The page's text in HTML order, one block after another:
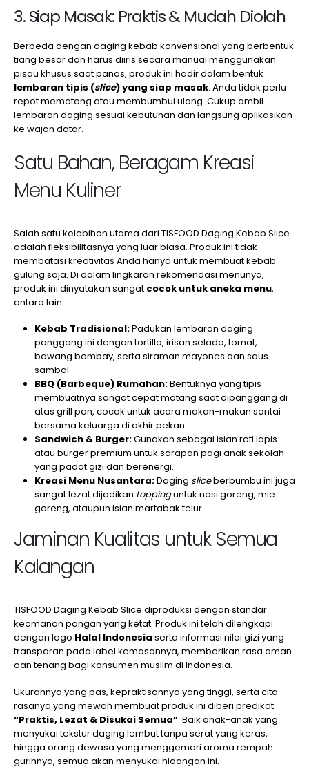
3. Siap Masak: Praktis & Mudah Diolah
Berbeda dengan daging kebab konvensional yang berbentuk
tiang besar dan harus diiris secara manual menggunakan
pisau khusus saat panas, produk ini hadir dalam bentuk
lembaran tipis (slice) yang siap masak. Anda tidak perlu
repot memotong atau membumbui ulang. Cukup ambil
lembaran daging sesuai kebutuhan dan langsung aplikasikan
ke wajan datar.
Satu Bahan, Beragam Kreasi
Menu Kuliner
Salah satu kelebihan utama dari TISFOOD Daging Kebab Slice
adalah fleksibilitasnya yang luar biasa. Produk ini tidak
membatasi kreativitas Anda hanya untuk membuat kebab
gulung saja. Di dalam lingkaran rekomendasi menunya,
produk ini dinyatakan sangat cocok untuk aneka menu,
antara lain:
Kebab Tradisional:Padukan lembaran daging
panggang ini dengan tortilla, irisan selada, tomat,
bawang bombay, serta siraman mayones dan saus
sambal.
BBQ (Barbeque) Rumahan:Bentuknya yang tipis
membuatnya sangat cepat matang saat dipanggang di
atas grill pan, cocok untuk acara makan-makan santai
bersama keluarga di akhir pekan.
Sandwich & Burger:Gunakan sebagai isian roti lapis
atau burger premium untuk sarapan pagi anak sekolah
yang padat gizi dan berenergi.
Kreasi Menu Nusantara:Daging sliceberbumbu ini juga
sangat lezat dijadikan toppinguntuk nasi goreng, mie
goreng, ataupun isian martabak telur.
Jaminan Kualitas untuk Semua
Kalangan
TISFOOD Daging Kebab Slice diproduksi dengan standar
keamanan pangan yang ketat. Produk ini telah dilengkapi
dengan logo Halal Indonesia serta informasi nilai gizi yang
transparan pada label kemasannya, memberikan rasa aman
dan tenang bagi konsumen muslim di Indonesia.
Ukurannya yang pas, kepraktisannya yang tinggi, serta cita
rasanya yang mewah membuat produk ini diberi predikat
“Praktis, Lezat & Disukai Semua”. Baik anak-anak yang
menyukai tekstur daging lembut tanpa serat yang keras,
hingga orang dewasa yang menggemari aroma rempah
gurihnya, semua akan menyukai hidangan ini.